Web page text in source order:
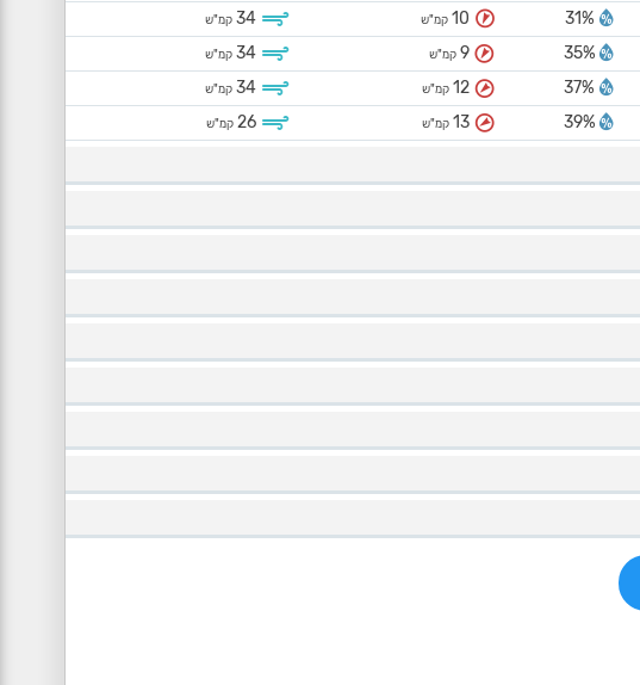
31%
10 קמ"ש 34 קמ"ש
35%
9 קמ"ש 34 קמ"ש
37%
12 קמ"ש 34 קמ"ש
39%
13 קמ"ש 26 קמ"ש